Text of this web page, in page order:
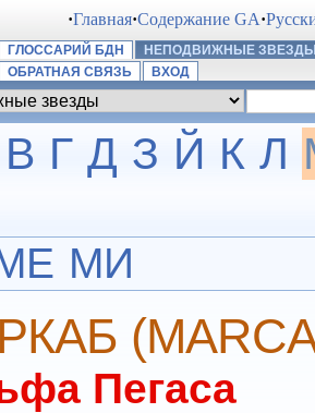
·Главная·Содержание GA·
ГЛОССАРИЙ БДН
НЕПОДВИЖНЫЕ
ОБРАТНАЯ СВЯЗЬ
ВХОД
В Г Д З Й К Л
МИ
Пегаса